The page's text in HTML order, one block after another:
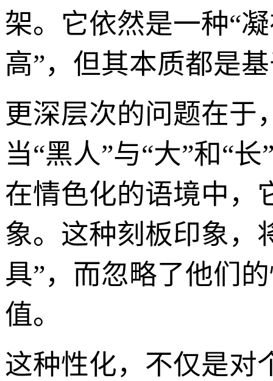
架。它依然是一种“
高”，但其本质都是
更深层次的问题在于
当“黑人”与“大”和“
在情色化的语境中，
象。这种刻板印象，
具”，而忽略了他们
值。
这种性化，不仅是对